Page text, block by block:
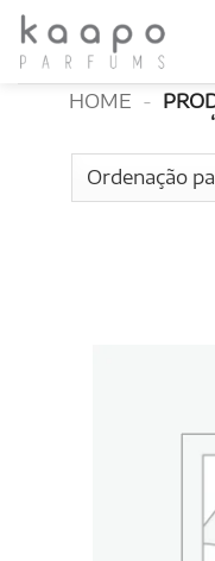
Skip
content
HOME -